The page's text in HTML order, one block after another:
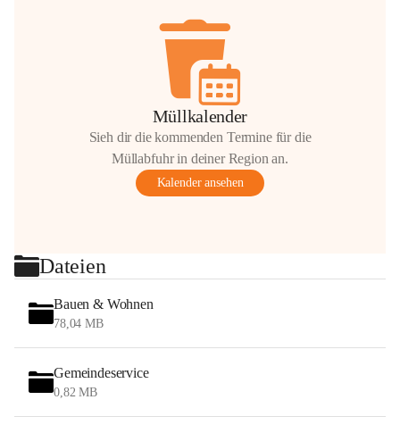
Müllkalender
Sieh dir die kommenden Termine für die
Müllabfuhr in deiner Region an.
Kalender ansehen
Dateien
Bauen & Wohnen
78,04 MB
Gemeindeservice
0,82 MB